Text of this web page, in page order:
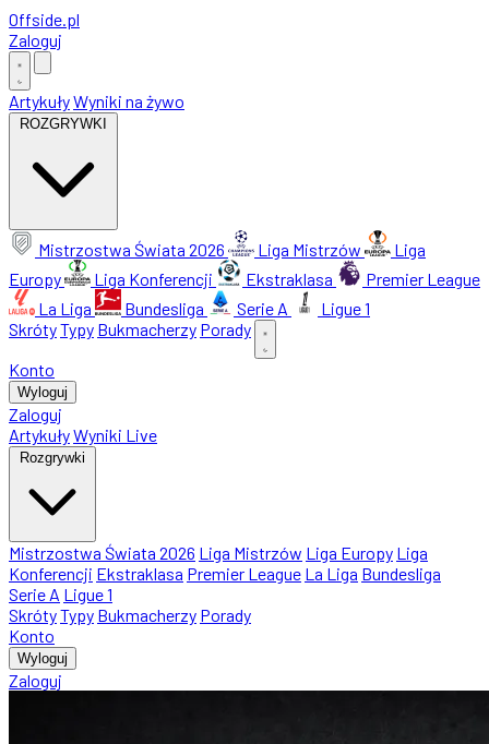
Offside.pl
Zaloguj
ArtykułyWyniki na żywo
ROZGRYWKI
Mistrzostwa Świata 2026 Liga Mistrzów
Liga
Europy
Liga Konferencji Ekstraklasa
Premier League
La Liga
Bundesliga Serie A
Ligue 1
SkrótyTypy Bukmacherzy Porady
Konto
Wyloguj
Zaloguj
ArtykułyWyniki Live
Rozgrywki
Mistrzostwa Świata 2026 Liga Mistrzów Liga Europy Liga
Konferencji Ekstraklasa Premier League La Liga Bundesliga
Serie A Ligue 1
SkrótyTypy Bukmacherzy Porady
Konto
Wyloguj
Zaloguj